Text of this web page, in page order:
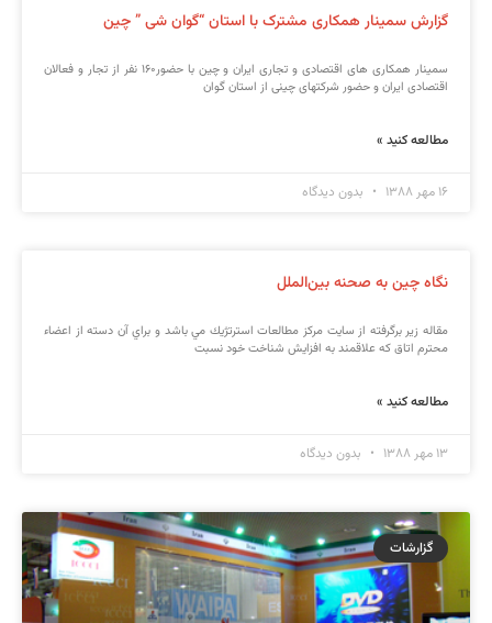
گزارش سمینار همکاری مشترک با استان “گوان شی ” چین
سمینار همکاری های اقتصادی و تجاری ایران و چین با حضور۱۶۰ نفر از تجار و فعالان
اقتصادی ایران و حضور شرکتهای چینی از استان گوان
مطالعه کنید »
۱۶ مهر ۱۳۸۸ بدون دیدگاه
نگاه چین به صحنه بین‌الملل
مقاله زير برگرفته از سايت مركز مطالعات استرتژيك مي باشد و براي آن دسته از اعضاء
محترم اتاق كه علاقمند به افزايش شناخت خود نسبت
مطالعه کنید »
۱۳ مهر ۱۳۸۸ بدون دیدگاه
گزارشات